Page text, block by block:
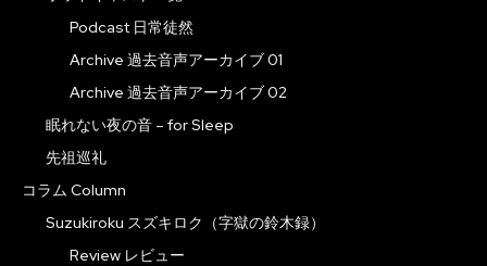
Podcast 日常徒然
Archive 過去音声アーカイブ 01
Archive 過去音声アーカイブ 02
眠れない夜の音 – for Sleep
先祖巡礼
コラム Column
Suzukiroku スズキロク（字獄の鈴木録）
Review レビュー